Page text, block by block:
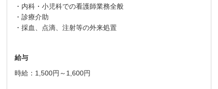
・内科・小児科での看護師業務全般
・診療介助
・採血、点滴、注射等の外来処置
給与
時給：1,500円～1,600円